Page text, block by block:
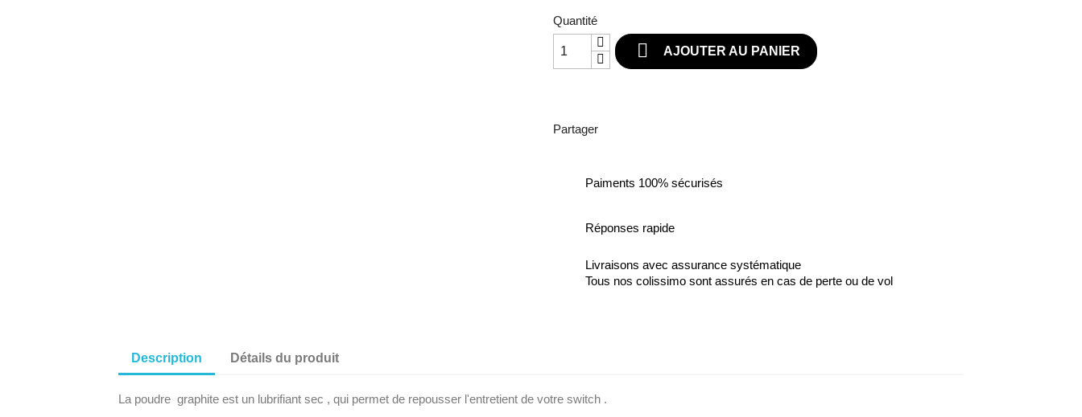
Quantité
 AJOUTER AU PANIER
Partager
Paiments 100% sécurisés
Réponses rapide
Livraisons avec assurance systématique
Tous nos colissimo sont assurés en cas de perte ou de vol
Description Détails du produit
La poudre graphite est un lubrifiant sec , qui permet de repousser l'entretient de votre switch .